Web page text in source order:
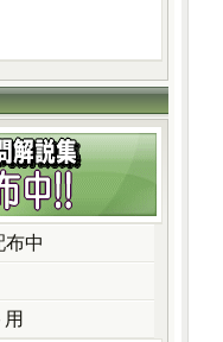
布中